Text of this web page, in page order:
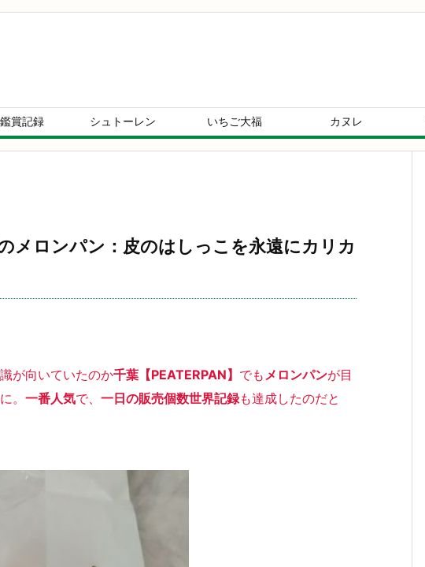
賞記録 シュトーレン いちご大福 カヌレ
メロンパン：皮のはしっこを永遠にカリカ
が向いていたのか千葉【PEATERPAN】 でもメロンパンが目
。 一番人気で、 一日の販売個数世界記録も達成したのだと